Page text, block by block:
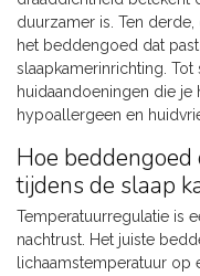
duurzamer is. Ten
het beddengoed dat
slaapkamerinrichting.
huidaandoeningen die
hypoallergeen en
Hoe
tijdens de slaap
Temperatuurregulatie is
nachtrust. Het juiste
lichaamstemperatuur op